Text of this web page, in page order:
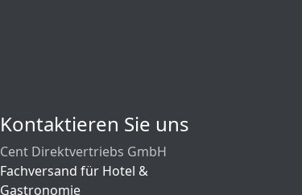
Kontaktieren Sie uns
Cent Direktvertriebs GmbH
Fachversand für Hotel &
Gastronomie